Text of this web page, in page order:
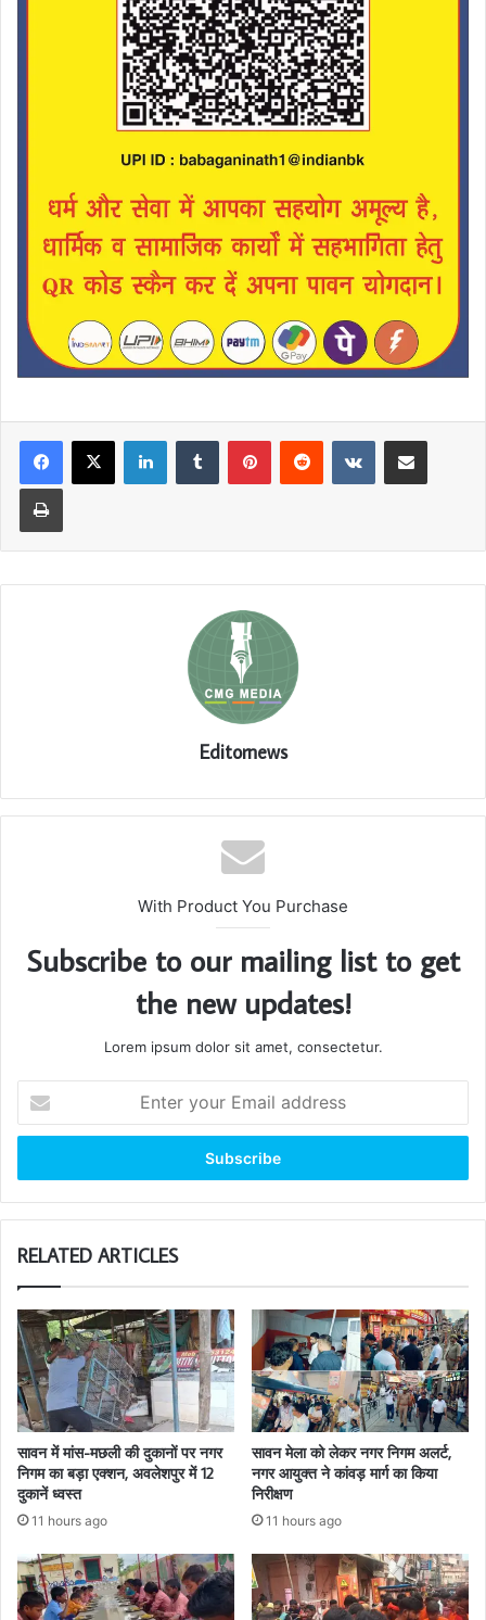
LinkedInTumblr PinterestReddit VKontakteShare via Email
Print
Editornews
With Product You Purchase
Subscribe to our mailing list to get
the new updates!
Lorem ipsum dolor sit amet, consectetur.
your
Email
RELATED ARTICLES
सावन में मांस-मछली की दुकानों पर नगर
निगम का बड़ा एक्शन, अवलेशपुर में 12
दुकानें ध्वस्त
11 hours ago
सावन मेला को लेकर नगर निगम अलर्ट,
नगर आयुक्त ने कांवड़ मार्ग का किया
निरीक्षण
11 hours ago